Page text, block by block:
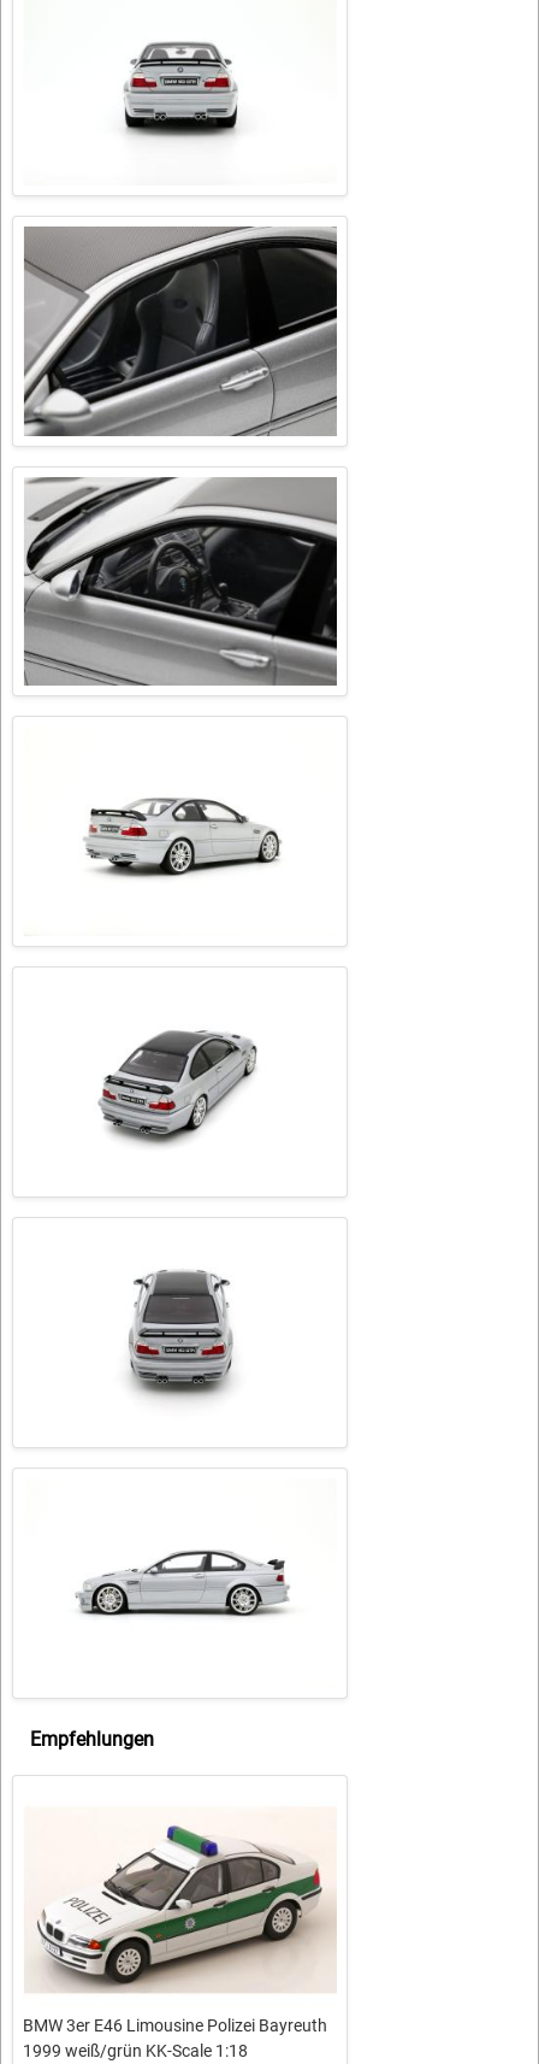
Empfehlungen
BMW 3er E46 Limousine Polizei Bayreuth
1999 weiß/grün KK-Scale 1:18